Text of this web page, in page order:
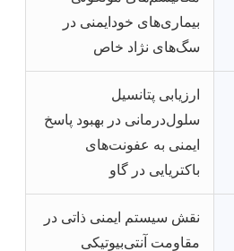
بیماری‌های خودایمنی در
سگ‌های نژاد خاص
ارزیابی پتانسیل
سلول‌درمانی در بهبود پاسخ
ایمنی به عفونت‌های
باکتریایی در گاو
نقش سیستم ایمنی ذاتی در
مقاومت آنتی‌بیوتیکی